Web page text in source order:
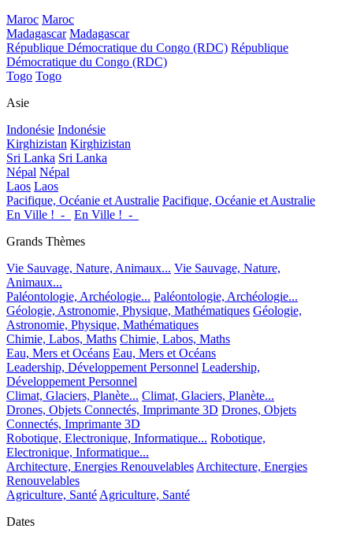
Maroc Maroc
Madagascar Madagascar
République Démocratique du Congo (RDC) République
Démocratique du Congo (RDC)
Togo Togo
Asie
Indonésie Indonésie
Kirghizistan Kirghizistan
Sri Lanka Sri Lanka
Népal Népal
Laos Laos
Pacifique, Océanie et Australie Pacifique, Océanie et Australie
En Ville !_-_
En Ville !_-_
Grands Thèmes
Vie Sauvage, Nature, Animaux... Vie Sauvage, Nature,
Animaux...
Paléontologie, Archéologie... Paléontologie, Archéologie...
Géologie, Astronomie, Physique, Mathématiques Géologie,
Astronomie, Physique, Mathématiques
Chimie, Labos, Maths Chimie, Labos, Maths
Eau, Mers et Océans Eau, Mers et Océans
Leadership, Développement Personnel Leadership,
Développement Personnel
Climat, Glaciers, Planète... Climat, Glaciers, Planète...
Drones, Objets Connectés, Imprimante 3D Drones, Objets
Connectés, Imprimante 3D
Robotique, Electronique, Informatique... Robotique,
Electronique, Informatique...
Architecture, Energies Renouvelables Architecture, Energies
Renouvelables
Agriculture, Santé Agriculture, Santé
Dates